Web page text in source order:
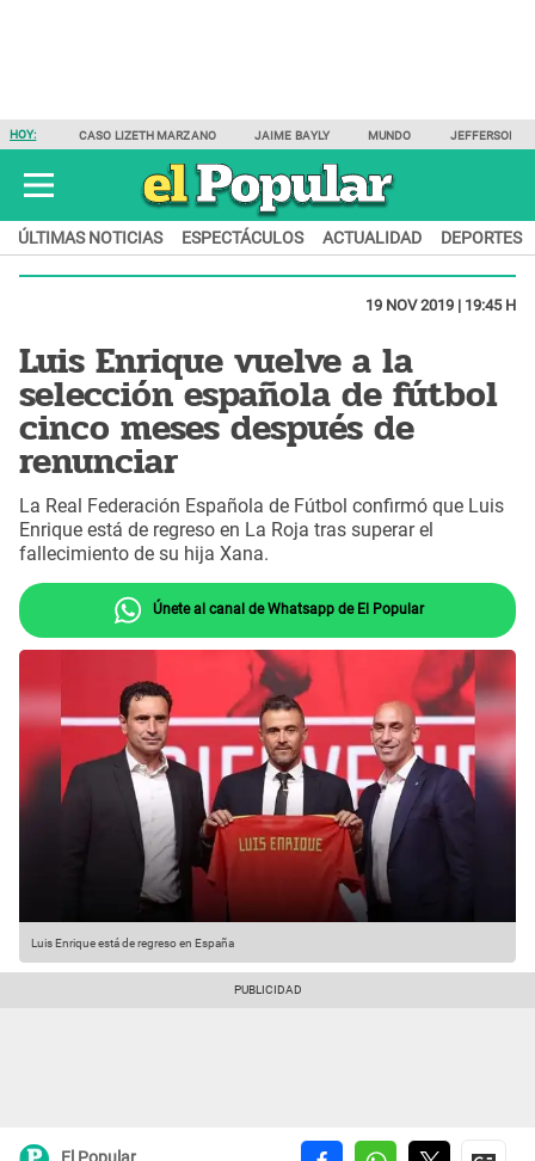
HOY: CASO LIZETH MARZANO JAIME BAYLY MUNDO JEFFERSON
ÚLTIMAS NOTICIAS ESPECTÁCULOS ACTUALIDAD DEPORTES
19 NOV 2019 | 19:45 H
Luis Enrique vuelve a la
selección española de fútbol
cinco meses después de
renunciar
La Real Federación Española de Fútbol confirmó que Luis
Enrique está de regreso en La Roja tras superar el
fallecimiento de su hija Xana.
Únete al canal de Whatsapp de El Popular
Luis Enrique está de regreso en España